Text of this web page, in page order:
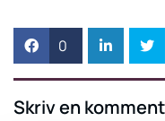
0
Skriv en